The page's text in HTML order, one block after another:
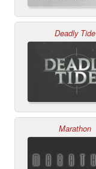
Deadly Tide
Marathon